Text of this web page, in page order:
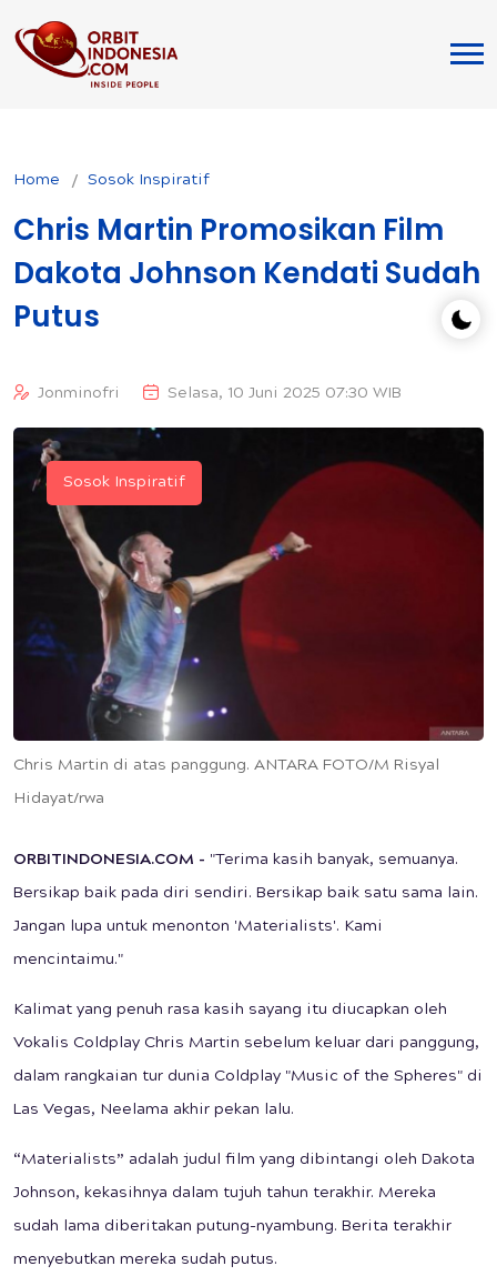
Home Sosok Inspiratif
Chris Martin Promosikan Film
Dakota Johnson Kendati Sudah
Putus
Jonminofri Selasa, 10 Juni 2025 07:30 WIB
Chris Martin di atas panggung. ANTARA FOTO/M Risyal
Hidayat/rwa
Sosok Inspiratif
ORBITINDONESIA.COM - "Terima kasih banyak, semuanya.
Bersikap baik pada diri sendiri. Bersikap baik satu sama lain.
Jangan lupa untuk menonton 'Materialists'. Kami
mencintaimu."
Kalimat yang penuh rasa kasih sayang itu diucapkan oleh
Vokalis Coldplay Chris Martin sebelum keluar dari panggung,
dalam rangkaian tur dunia Coldplay "Music of the Spheres" di
Las Vegas, Neelama akhir pekan lalu.
“Materialists” adalah judul film yang dibintangi oleh Dakota
Johnson, kekasihnya dalam tujuh tahun terakhir. Mereka
sudah lama diberitakan putung-nyambung. Berita terakhir
menyebutkan mereka sudah putus.